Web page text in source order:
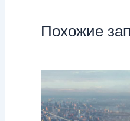
Похожие